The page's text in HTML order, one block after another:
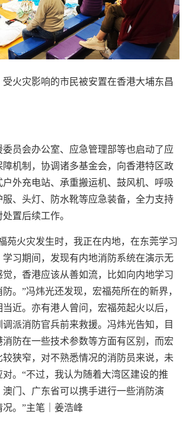
受火灾影响的市民被安置在香港大埔东昌
委员会办公室、应急管理部等也启动了应
障机制，协调诸多基金会，向香港特区政
外充电站、承重搬运机、鼓风机、呼吸
、头灯、防水靴等应急装备，全力支持
置后续工作。
苑火灾发生时，我正在内地，在东莞学习
习期间，发现有内地消防系统在演示无
觉，香港应该从善如流，比如向内地学习
。”冯炜光还发现，宏福苑所在的新界，
近。亦有港人曾问，宏福苑起火以后，
派消防官兵前来救援。冯炜光告知，目
防在一些技术参数等方面有区别，而宏
狭窄，对不熟悉情况的消防员来说，未
。“不过，我认为随着大湾区建设的推
门、广东省可以携手进行一些消防演
。”主笔｜姜浩峰